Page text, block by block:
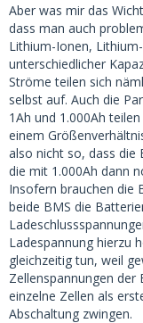
Aber was mir das
dass man auch
Lithium-Ionen,
unterschiedlicher
Ströme teilen sich
selbst auf. Auch die
1Ah und 1.000Ah
einem
also nicht so, dass die
die mit 1.000Ah dann
Insofern brauchen die
beide BMS die
Ladespannung hierzu
gleichzeitig tun, weil
Zellenspannungen
einzelne Zellen als
Abschaltung zwingen.